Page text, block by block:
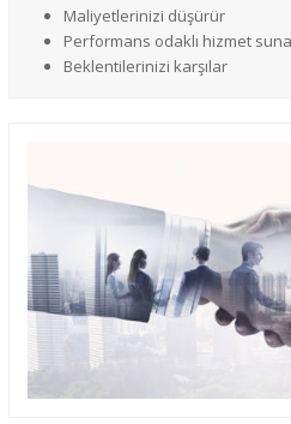
Maliyetlerinizi düşürür
Performans odaklı hizmet
Beklentilerinizi karşılar